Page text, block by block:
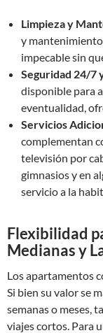
Limpieza y
y
impecable sin
Seguridad 24/7
disponible para
eventualidad,
Servicios
complementan
televisión por
gimnasios y en
servicio a la
Flexibilidad
Medianas y
Los apartamentos
Si bien su valor se
semanas o meses,
viajes cortos. Para